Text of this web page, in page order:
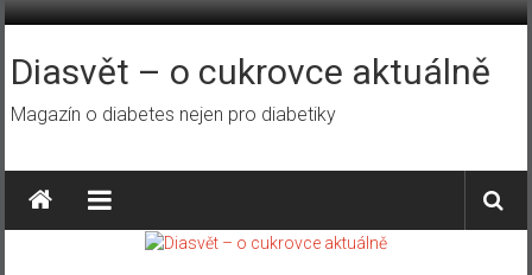
Přeskočit
obsah
Diasvět – o cukrovce aktuálně
Magazín o diabetes nejen pro diabetiky